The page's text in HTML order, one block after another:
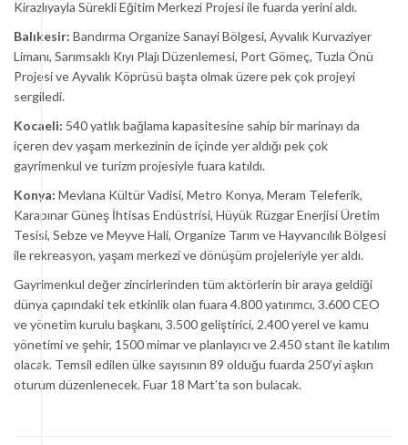
Kirazlıyayla Sürekli Eğitim Merkezi Projesi ile fuarda yerini aldı.
Balıkesir: Bandırma Organize Sanayi Bölgesi, Ayvalık Kurvaziyer
Limanı, Sarımsaklı Kıyı Plajı Düzenlemesi, Port Gömeç, Tuzla Önü
Projesi ve Ayvalık Köprüsü başta olmak üzere pek çok projeyi
sergiledi.
Kocaeli: 540 yatlık bağlama kapasitesine sahip bir marinayı da
içeren dev yaşam merkezinin de içinde yer aldığı pek çok
gayrimenkul ve turizm projesiyle fuara katıldı.
Konya: Mevlana Kültür Vadisi, Metro Konya, Meram Teleferik,
Karapınar Güneş İhtisas Endüstrisi, Hüyük Rüzgar Enerjisi Üretim
Tesisi, Sebze ve Meyve Hali, Organize Tarım ve Hayvancılık Bölgesi
ile rekreasyon, yaşam merkezi ve dönüşüm projeleriyle yer aldı.
Gayrimenkul değer zincirlerinden tüm aktörlerin bir araya geldiği
dünya çapındaki tek etkinlik olan fuara 4.800 yatırımcı, 3.600 CEO
ve yönetim kurulu başkanı, 3.500 geliştirici, 2.400 yerel ve kamu
yönetimi ve şehir, 1500 mimar ve planlayıcı ve 2.450 stant ile katılım
olacak. Temsil edilen ülke sayısının 89 olduğu fuarda 250’yi aşkın
oturum düzenlenecek. Fuar 18 Mart’ta son bulacak.